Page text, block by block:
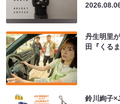
丹生明里
田『くる
鈴川絢子